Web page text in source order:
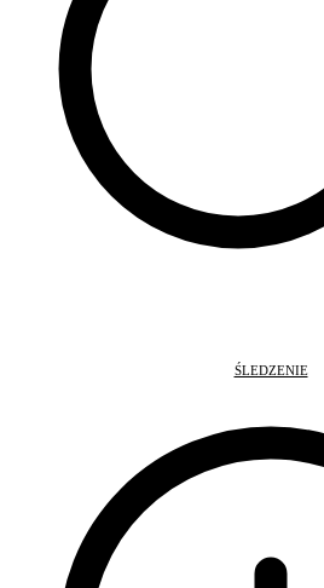
ŚLEDZENIE